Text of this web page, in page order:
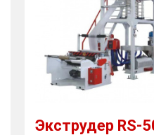
Экструдер RS-